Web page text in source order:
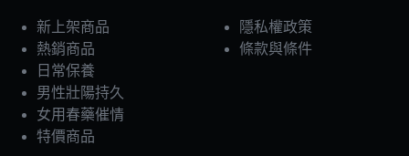
新上架商品
熱銷商品
日常保養
男性壯陽持久
女用春藥催情
特價商品
隱私權政策
條款與條件